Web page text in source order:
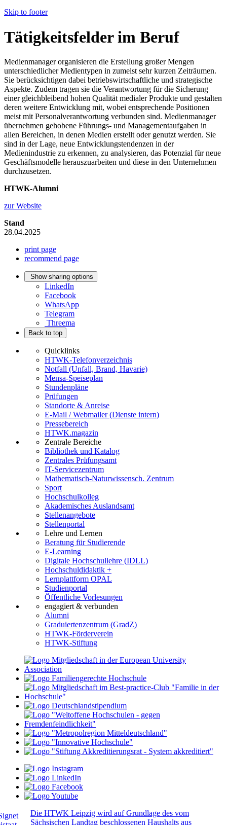
Skip to footer
Tätigkeitsfelder im Beruf
Medienmanager organisieren die Erstellung großer Mengen
unterschiedlicher Medientypen in zumeist sehr kurzen Zeiträumen.
Sie berücksichtigen dabei betriebswirtschaftliche und strategische
Aspekte. Zudem tragen sie die Verantwortung für die Sicherung
einer gleichbleibend hohen Qualität medialer Produkte und gestalten
deren weitere Entwicklung mit, wobei entsprechende Positionen
meist mit Personalverantwortung verbunden sind. Medienmanager
übernehmen gehobene Führungs- und Managementaufgaben in
allen Bereichen, in denen Medien erstellt oder genutzt werden. Sie
sind in der Lage, neue Entwicklungstendenzen in der
Medienindustrie zu erkennen, zu analysieren, das Potenzial für neue
Geschäftsmodelle herauszuarbeiten und diese in den Unternehmen
durchzusetzen.
HTWK-Alumni
zur Website
Stand
28.04.2025
print page
recommend page
Show sharing options
LinkedIn
Facebook
WhatsApp
Telegram
Threema
Back to top
Quicklinks
HTWK-Telefonverzeichnis
Notfall (Unfall, Brand, Havarie)
Mensa-Speiseplan
Stundenpläne
Prüfungen
Standorte & Anreise
E-Mail / Webmailer (Dienste intern)
Pressebereich
HTWK.magazin
Zentrale Bereiche
Bibliothek und Katalog
Zentrales Prüfungsamt
IT-Servicezentrum
Mathematisch-Naturwissensch. Zentrum
Sport
Hochschulkolleg
Akademisches Auslandsamt
Stellenangebote
Stellenportal
Lehre und Lernen
Beratung für Studierende
E-Learning
Digitale Hochschullehre (IDLL)
Hochschuldidaktik +
Lernplattform OPAL
Studienportal
Öffentliche Vorlesungen
engagiert & verbunden
Alumni
Graduiertenzentrum (GradZ)
HTWK-Förderverein
HTWK-Stiftung
Die HTWK Leipzig wird auf Grundlage des vom
Sächsischen Landtag beschlossenen Haushalts aus